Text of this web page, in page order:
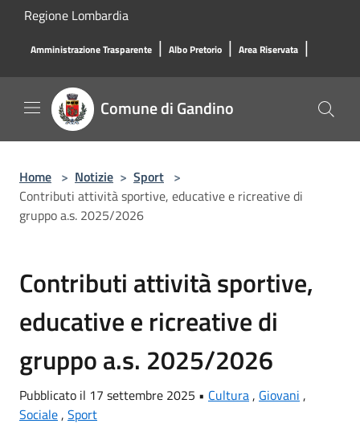
Salta al contenuto principale
Regione Lombardia
Amministrazione Trasparente | Albo Pretorio | Area Riservata |
Comune di Gandino
Home > Notizie > Sport >
Contributi attività sportive, educative e ricreative di
gruppo a.s. 2025/2026
Contributi attività sportive,
educative e ricreative di
gruppo a.s. 2025/2026
Pubblicato il 17 settembre 2025 • Cultura, Giovani ,
Sociale, Sport